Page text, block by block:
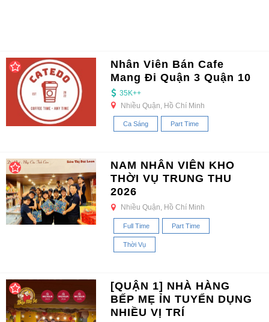
Nhân Viên Bán Cafe
Mang Đi Quận 3 Quận 10
35K++
Nhiều Quận, Hồ Chí Minh
Ca Sáng Part Time
NAM NHÂN VIÊN KHO
THỜI VỤ TRUNG THU
2026
Nhiều Quận, Hồ Chí Minh
Full Time Part Time
Thời Vụ
[QUẬN 1] NHÀ HÀNG
BẾP MẸ ỈN TUYỂN DỤNG
NHIỀU VỊ TRÍ